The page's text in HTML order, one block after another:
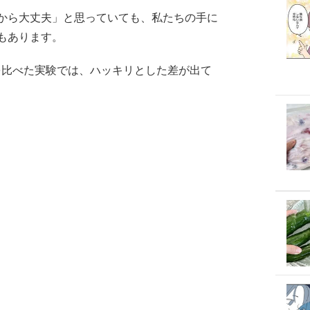
ら大丈夫」と思っていても、私たちの手に
ります。
べた実験では、ハッキリとした差が出て